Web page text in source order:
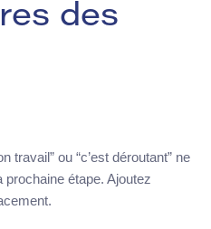
des
travail” ou “c’est déroutant” ne
étape. Ajoutez